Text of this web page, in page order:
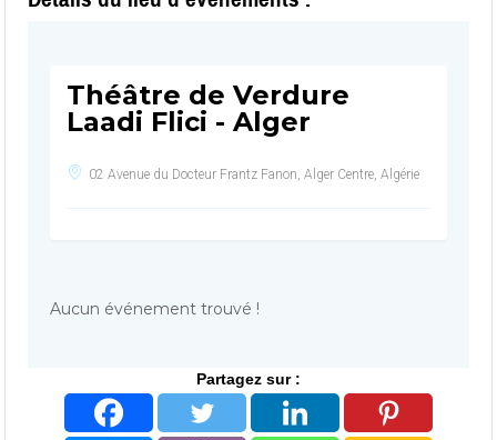
Théâtre de Verdure
Laadi Flici - Alger
02 Avenue du Docteur Frantz Fanon, Alger Centre, Algérie
Aucun événement trouvé !
Partagez sur :